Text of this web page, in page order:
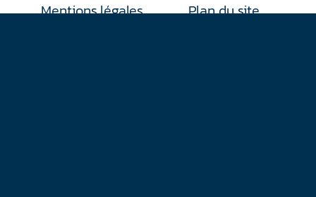
Mentions légales
Plan du site